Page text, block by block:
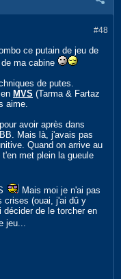
#48
ce putain de jeu de
ma cabine
de putes.
MVS (Tarma & Fartaz
aime.
avoir après dans
Mais là, j'avais pas
Quand on arrive au
met plein la gueule
Mais moi je n'ai pas
crises (ouai, j'ai dû y
de le torcher en
jeu...